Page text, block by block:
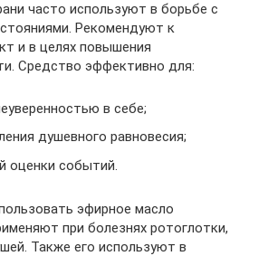
часто используют в борьбе с
Рекомендуют к
и в целях повышения
Средство эффективно для:
в себе;
душевного равновесия;
оценки событий.
эфирное масло
при болезнях ротоглотки,
Также его используют в